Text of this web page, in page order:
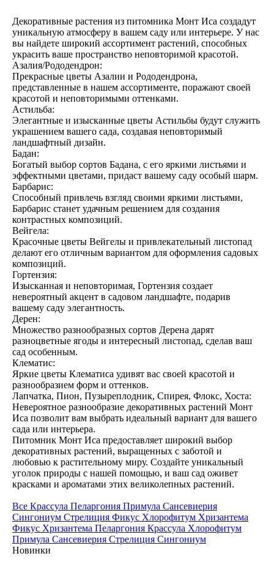
Декоративные растения из питомника Монт Иса создадут
уникальную атмосферу в вашем саду или интерьере. У нас
вы найдете широкий ассортимент растений, способных
украсить ваше пространство неповторимой красотой.
Азалия/Рододендрон:
Прекрасные цветы Азалии и Рододендрона,
представленные в нашем ассортименте, поражают своей
красотой и неповторимыми оттенками.
Астильба:
Элегантные и изысканные цветы Астильбы будут служить
украшением вашего сада, создавая неповторимый
ландшафтный дизайн.
Бадан:
Богатый выбор сортов Бадана, с его яркими листьями и
эффектными цветами, придаст вашему саду особый шарм.
Барбарис:
Способный привлечь взгляд своими яркими листьями,
Барбарис станет удачным решением для создания
контрастных композиций.
Вейгела:
Красочные цветы Вейгелы и привлекательный листопад
делают его отличным вариантом для оформления садовых
композиций.
Гортензия:
Изысканная и неповторимая, Гортензия создает
невероятный акцент в садовом ландшафте, подарив
вашему саду элегантность.
Дерен:
Множество разнообразных сортов Дерена дарят
разноцветные ягоды и интересный листопад, сделав ваш
сад особенным.
Клематис:
Яркие цветы Клематиса удивят вас своей красотой и
разнообразием форм и оттенков.
Лапчатка, Пион, Пузыреплодник, Спирея, Флокс, Хоста:
Невероятное разнообразие декоративных растений Монт
Иса позволит вам выбрать идеальный вариант для вашего
сада или интерьера.
Питомник Монт Иса предоставляет широкий выбор
декоративных растений, выращенных с заботой и
любовью к растительному миру. Создайте уникальный
уголок природы с нашей помощью, и ваш сад оживет
красками и ароматами этих великолепных растений.
Все Крассула Пеларгония Примула Сансевиерия
Сингониум Стрелиция Фикус Хлорофитум Хризантема
Фикус Хризантема Пеларгония Крассула Хлорофитум
Примула Сансевиерия Стрелиция Сингониум
Новинки